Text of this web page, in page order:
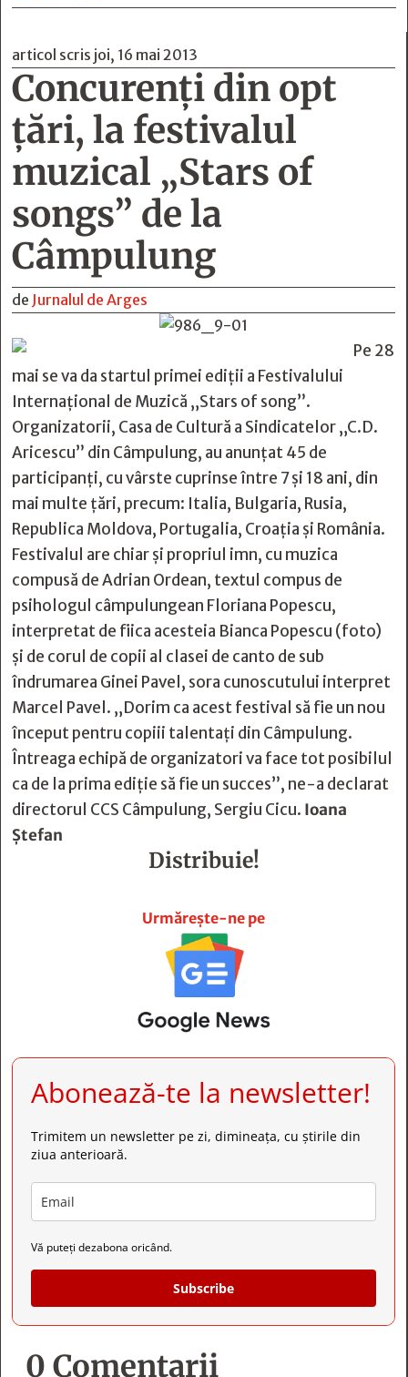
articol scris joi, 16 mai 2013
Concurenţi din opt
ţări, la festivalul
muzical „Stars of
songs” de la
Câmpulung
de Jurnalul de Arges
Pe 28
mai se va da startul primei ediţii a Festivalului
Internaţional de Muzică „Stars of song”.
Organizatorii, Casa de Cultură a Sindicatelor „C.D.
Aricescu” din Câmpulung, au anunţat 45 de
participanţi, cu vârste cuprinse între 7 şi 18 ani, din
mai multe ţări, precum: Italia, Bulgaria, Rusia,
Republica Moldova, Portugalia, Croaţia şi România.
Festivalul are chiar şi propriul imn, cu muzica
compusă de Adrian Ordean, textul compus de
psihologul câmpulungean Floriana Popescu,
interpretat de fiica acesteia Bianca Popescu (foto)
şi de corul de copii al clasei de canto de sub
îndrumarea Ginei Pavel, sora cunoscutului interpret
Marcel Pavel. „Dorim ca acest festival să fie un nou
început pentru copiii talentaţi din Câmpulung.
Întreaga echipă de organizatori va face tot posibilul
ca de la prima ediţie să fie un succes”, ne-a declarat
directorul CCS Câmpulung, Sergiu Cicu. Ioana
Ştefan
Distribuie!
Urmărește-ne pe
Abonează-te la newsletter!
Trimitem un newsletter pe zi, dimineața, cu știrile din
ziua anterioară.
Vă puteți dezabona oricând.
Subscribe
0 Comentarii